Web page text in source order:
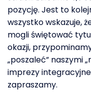
pozycję. Jest to
wszystko wskazuje,
mogli świętować
okazji,
„poszaleć” naszymi
imprezy
zapraszamy.